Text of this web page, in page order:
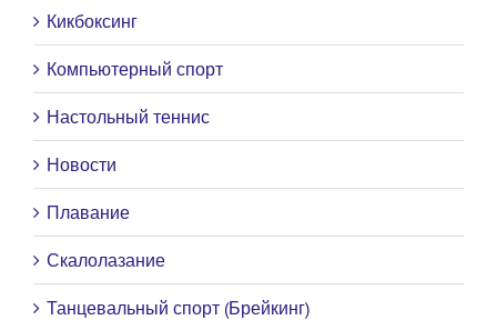
Кикбоксинг
Компьютерный спорт
Настольный теннис
Новости
Плавание
Скалолазание
Танцевальный спорт (Брейкинг)